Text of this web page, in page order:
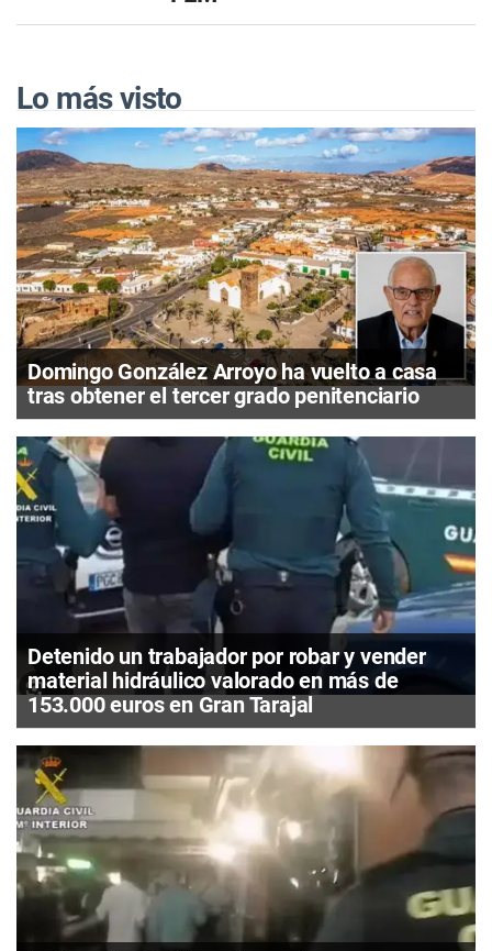
Lo más visto
Domingo González Arroyo ha vuelto a casa
tras obtener el tercer grado penitenciario
Detenido un trabajador por robar y vender
material hidráulico valorado en más de
153.000 euros en Gran Tarajal